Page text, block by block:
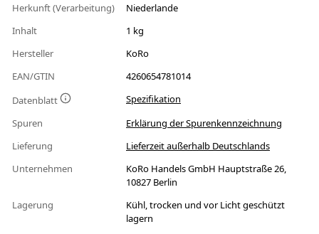
Herkunft (Verarbeitung)
Niederlande
Inhalt
1 kg
Hersteller
KoRo
EAN/GTIN
4260654781014
Datenblatt
Spezifikation
Spuren
Erklärung der Spurenkennzeichnung
Lieferung
Lieferzeit außerhalb Deutschlands
Unternehmen
KoRo Handels GmbH Hauptstraße 26,
10827 Berlin
Lagerung
Kühl, trocken und vor Licht geschützt
lagern